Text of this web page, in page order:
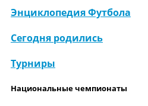
Энциклопедия Футбола
Сегодня родились
Турниры
Национальные чемпионаты